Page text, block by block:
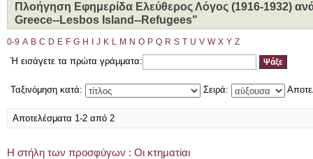
Πλοήγηση Εφημερίδα Ελεύθερος Λόγος (1916-1932)
Greece--Lesbos Island--Refugees"
0-9 A B C D E F G H J K L M N O P Q R S T U V W X Y Z
Ή εισάγετε τα πρώτα γράμματα:
Ταξινόμηση κατά: Σειρά:
Αποτελέσματα 1-2 από 2
Η στήλη των προσφύγων : Οι κτηματίαι